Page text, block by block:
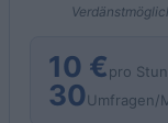
10 €pro
30Umfragen/